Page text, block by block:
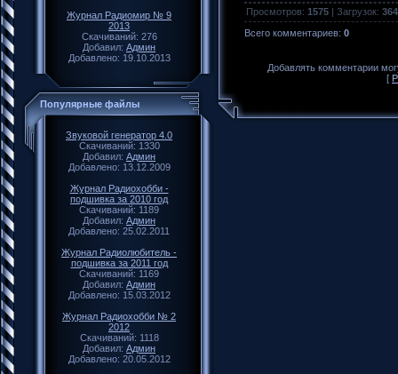
Журнал Радиомир № 9
2013
Скачиваний: 276
Добавил: Админ
Добавлено: 19.10.2013
Популярные файлы
Звуковой генератор 4.0
Скачиваний: 1330
Добавил: Админ
Добавлено: 13.12.2009
Журнал Радиохобби -
подшивка за 2010 год
Скачиваний: 1189
Добавил: Админ
Добавлено: 25.02.2011
Журнал Радиолюбитель -
подшивка за 2011 год
Скачиваний: 1169
Добавил: Админ
Добавлено: 15.03.2012
Журнал Радиохобби № 2
2012
Скачиваний: 1118
Добавил: Админ
Добавлено: 20.05.2012
Просмотров: 1575 | Загрузок: 364
Всего комментариев: 0
Добавлять комментарии
[